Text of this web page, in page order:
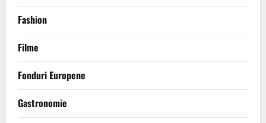
Fashion
Filme
Fonduri Europene
Gastronomie